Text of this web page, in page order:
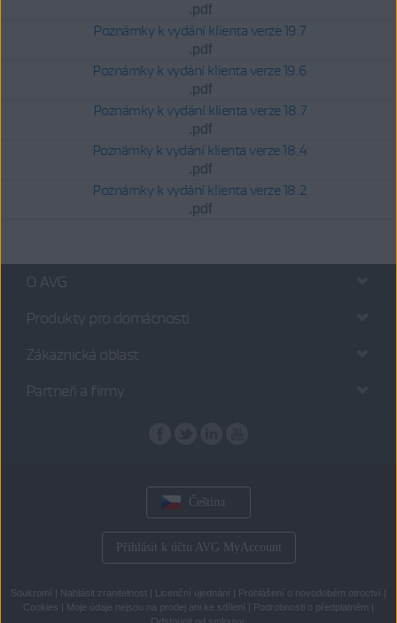
.pdf
Poznámky k vydání klienta verze 19.7
.pdf
Poznámky k vydání klienta verze 19.6
.pdf
Poznámky k vydání klienta verze 18.7
.pdf
Poznámky k vydání klienta verze 18.4
.pdf
Poznámky k vydání klienta verze 18.2
.pdf
O AVG
Produkty pro domácnosti
Zákaznická oblast
Partneři a firmy
Čeština
Přihlásit k účtu AVG MyAccount
Soukromí | Nahlásit zranitelnost | Licenční ujednání | Prohlášení o novodobém otroctví |
Cookies | Moje údaje nejsou na prodej ani ke sdílení | Podrobnosti o předplatném |